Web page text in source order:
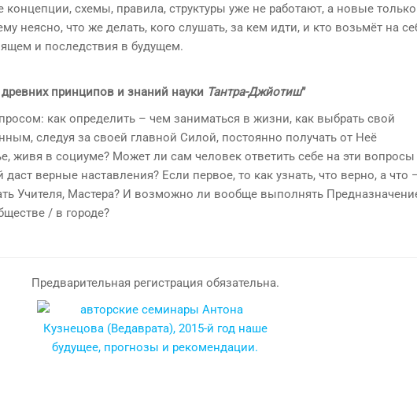
концепции, схемы, правила, структуры уже не работают, а новые
неясно, что же делать, кого слушать, за кем идти, и кто возьмёт на
и последствия в будущем.
принципов и знаний науки Тантра-Джйотиш”
как определить – чем заниматься в жизни, как выбрать свой
следуя за своей главной Силой, постоянно получать от Неё
живя в социуме? Может ли сам человек ответить себе на эти вопросы
верные наставления? Если первое, то как узнать, что верно, а что
Учителя, Мастера? И возможно ли вообще выполнять
/ в городе?
Предварительная регистрация обязательна.